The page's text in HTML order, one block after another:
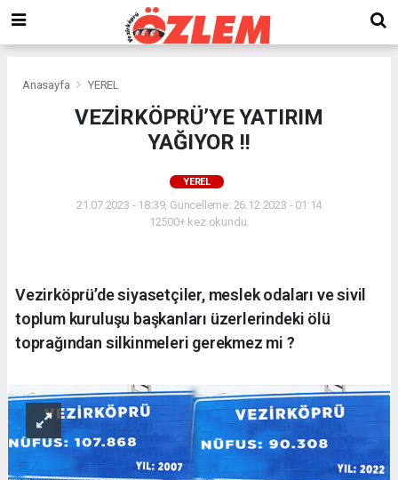
Anasayfa YEREL
VEZİRKÖPRÜ’YE YATIRIM
YAĞIYOR !!
YEREL
21.07.2023 - 18:39, Güncelleme: 26.12.2023 - 01:14
12500+ kez okundu.
Vezirköprü’de siyasetçiler, meslek odaları ve sivil
toplum kuruluşu başkanları üzerlerindeki ölü
toprağından silkinmeleri gerekmez mi ?